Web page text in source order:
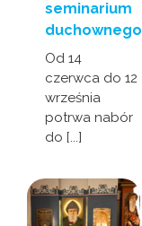
seminarium
duchownego
Od 14
czerwca do 12
września
potrwa nabór
do [...]